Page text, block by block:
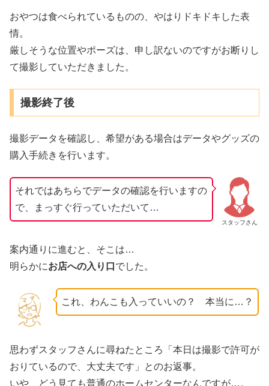
おやつは食べられているものの、やはりドキドキした表
情。
厳しそうな位置やポーズは、申し訳ないのですがお断りし
て撮影していただきました。
撮影終了後
撮影データを確認し、希望がある場合はデータやグッズの
購入手続きを行います。
スタッフさん
それではあちらでデータの確認を行いますの
で、まっすぐ行っていただいて…
案内通りに進むと、そこは…
明らかにお店への入り口 でした。
これ、わんこも入っていいの？ 本当に…？
思わずスタッフさんに尋ねたところ「本日は撮影で許可が
おりているので、大丈夫です」とのお返事。
いや、どう見ても普通のホームセンターなんですが…。